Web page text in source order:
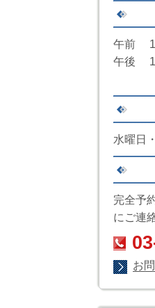
午前
午後
水曜日
完全予
にご連
お